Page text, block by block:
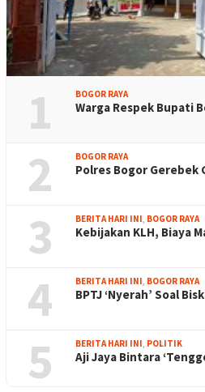
1 BOGOR RAYA
Warga Respek Bupati
2 BOGOR RAYA
Polres Bogor Gerebek
3 BERITA HARI INI BOGOR RAYA
Kebijakan KLH, Biaya
4 BERITA HARI INI BOGOR RAYA
BPTJ ‘Nyerah’ Soal
5 BERITA HARI INI POLITIK
Aji Jaya Bintara